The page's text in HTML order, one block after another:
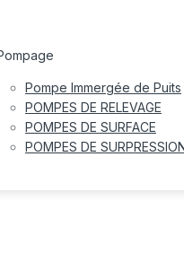
Pompe Immergée de Puits
POMPES DE RELEVAGE
POMPES DE SURFACE
POMPES DE